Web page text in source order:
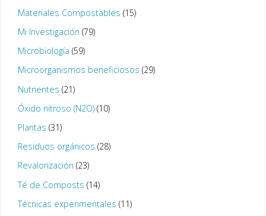
Materiales Compostables (15)
Mi Investigación (79)
Microbiología (59)
Microorganismos beneficiosos (29)
Nutrientes (21)
Óxido nitroso (N2O)(10)
Plantas (31)
Residuos orgánicos (28)
Revalorización (23)
Té de Composts (14)
Técnicas experimentales (11)